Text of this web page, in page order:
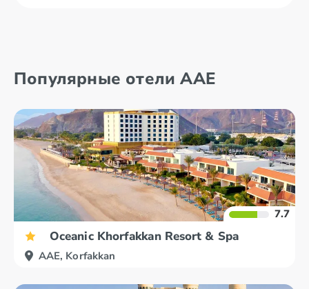
Adžmana Dubaija
Популярные отели AAE
7.7
Oceanic Khorfakkan Resort & Spa
AAE, Korfakkan